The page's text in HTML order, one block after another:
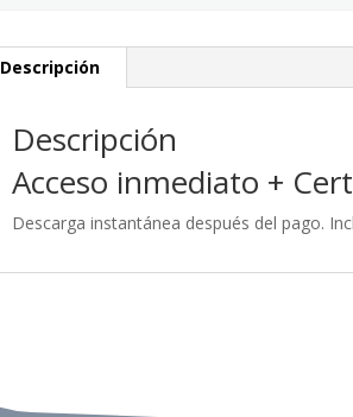
Descripción
Descripción
Acceso inmediato +
Descarga instantánea después del pago.